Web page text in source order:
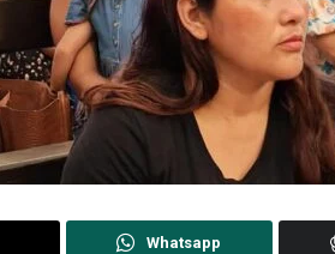
Whatsapp